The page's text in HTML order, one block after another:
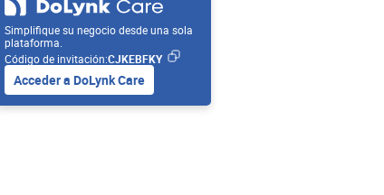
Simplifique su negocio desde una sola
plataforma.
Código de invitación:CJKEBFKY
Acceder a DoLynk Care